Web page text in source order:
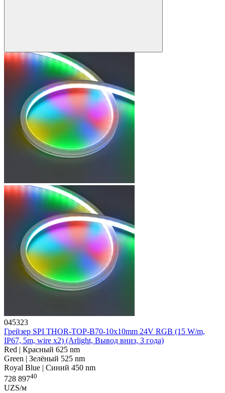
045323
Грейзер SPI THOR-TOP-B70-10x10mm 24V RGB (15 W/m,
IP67, 5m, wire x2) (Arlight, Вывод вниз, 3 года)
Red | Красный 625 nm
Green | Зелёный 525 nm
Royal Blue | Синий 450 nm
728 89740
UZS/м